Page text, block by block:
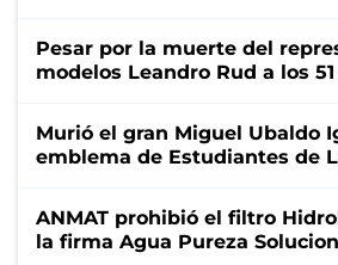
Pesar por la muerte del
modelos Leandro Rud a los
Murió el gran Miguel Ubaldo
emblema de Estudiantes de
ANMAT prohibió el filtro
la firma Agua Pureza